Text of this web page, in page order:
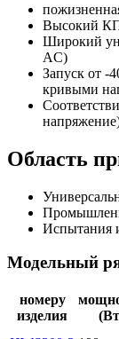
Высокий
Широкий
AC)
Запуск от -
кривыми
Область
Испытания
Модельный
номеру
изделия